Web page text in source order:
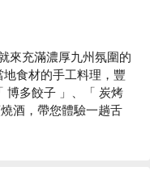
來充滿濃厚九州氛圍的
食材的手工料理，豐
博多餃子 」、「 炭烤
酒，帶您體驗一趟舌